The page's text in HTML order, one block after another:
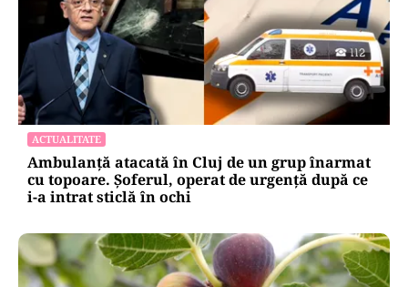
ACTUALITATE
Ambulanță atacată în Cluj de un grup înarmat
cu topoare. Șoferul, operat de urgență după ce
i-a intrat sticlă în ochi